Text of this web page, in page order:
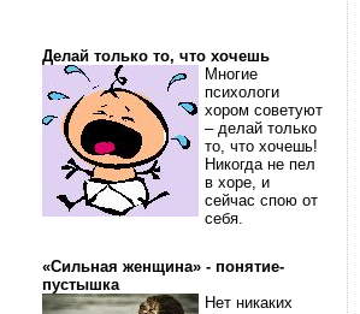
Делай только то, что хочешь
Многие
психологи
хором советуют
– делай только
то, что хочешь!
Никогда не пел
в хоре, и
сейчас спою от
себя.
«Сильная женщина» - понятие-
пустышка
Нет никаких